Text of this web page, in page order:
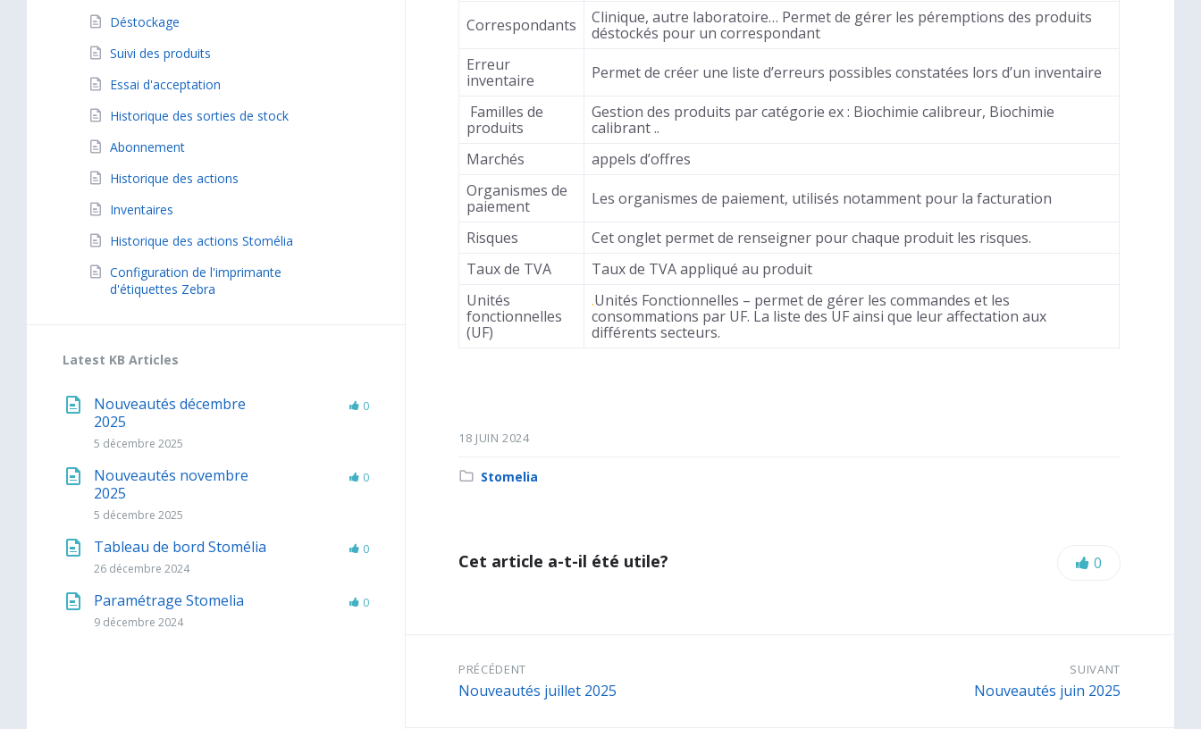
Correspondants
Clinique, autre laboratoire… Permet de gérer les péremptions des produits
déstockés pour un correspondant
Erreur
inventaire
Permet de créer une liste d’erreurs possibles constatées lors d’un inventaire
Familles de
produits
Gestion des produits par catégorie ex : Biochimie calibreur, Biochimie
calibrant ..
Marchés
appels d’offres
Organismes de
paiement
Les organismes de paiement, utilisés notamment pour la facturation
Risques
Cet onglet permet de renseigner pour chaque produit les risques.
Taux de TVA
Taux de TVA appliqué au produit
Unités
fonctionnelles
(UF)
.Unités Fonctionnelles – permet de gérer les commandes et les
consommations par UF. La liste des UF ainsi que leur affectation aux
différents secteurs.
18 JUIN 2024
Category:
Stomelia
Cet article a-t-il été utile? Likes:
0
PRÉCÉDENT
Nouveautés juillet 2025
SUIVANT
Nouveautés juin 2025
Déstockage
Suivi des produits
Essai d'acceptation
Historique des sorties de stock
Abonnement
Historique des actions
Inventaires
Historique des actions Stomélia
Configuration de l'imprimante
d'étiquettes Zebra
Latest KB Articles
Nouveautés décembre
2025
5 décembre 2025
0
Nouveautés novembre
2025
5 décembre 2025
0
Tableau de bord Stomélia
26 décembre 2024
0
Paramétrage Stomelia
9 décembre 2024
0